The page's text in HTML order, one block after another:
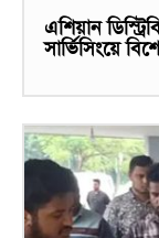
এশিয়ান
সার্ভিসিংয়ে